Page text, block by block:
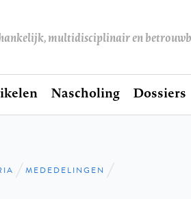
multidisciplinair en
Nascholing Dossiers
MEDEDELINGEN